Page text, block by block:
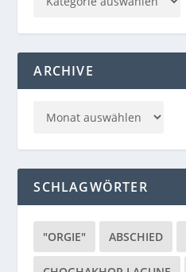
ARCHIVE
SCHLAGWÖRTER
"ORGIE" ABSCHIED